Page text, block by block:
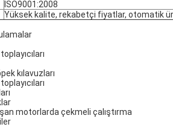
ISO9001:2008
Yüksek kalite, rekabetçi fiyatlar, otomatik
kılavuzları
motorlarda çekmeli çalıştırma